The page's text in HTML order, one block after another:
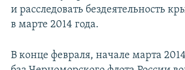
и расследовать бездеятельность
в марте 2014 года.
В конце февраля, начале марта